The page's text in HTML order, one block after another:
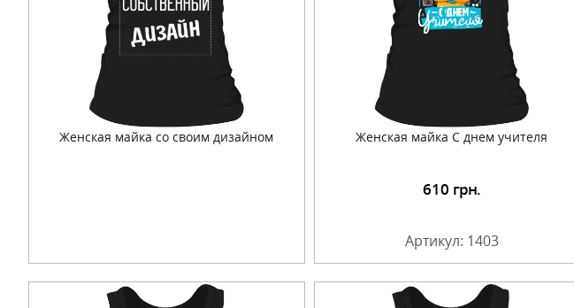
Женская майка со своим дизайном Женская майка С днем учителя
610 грн.
Артикул: 1403
Подробнее